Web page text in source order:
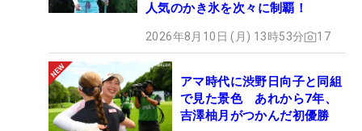
人気のかき氷を次々に制覇！
2026年8月10日 (月) 13時53分 17
アマ時代に渋野日向子と同組
で見た景色 あれから7年、
吉澤柚月がつかんだ初優勝